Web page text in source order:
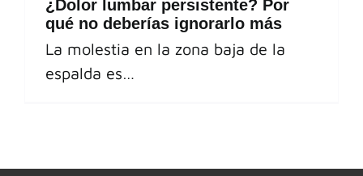
¿Dolor lumbar persistente? Por
qué no deberías ignorarlo más
La molestia en la zona baja de la
espalda es…